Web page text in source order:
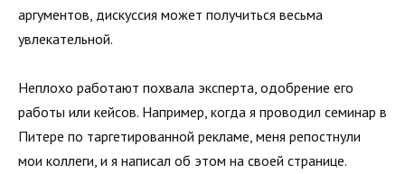
аргументов, дискуссия может получиться весьма
увлекательной.
Неплохо работают похвала эксперта, одобрение его
работы или кейсов. Например, когда я проводил семинар в
Питере по таргетированной рекламе, меня репостнули
мои коллеги, и я написал об этом на своей странице.